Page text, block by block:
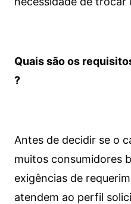
Quais são os
?
Antes de decidir se o
muitos consumidores
exigências de
atendem ao perfil